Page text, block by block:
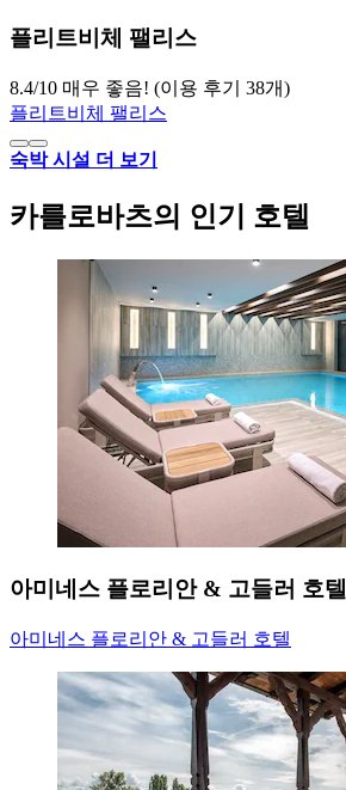
플리트비체 팰리스
8.4/10 매우 좋음! (이용 후기 38개)
플리트비체 팰리스
숙박 시설 더 보기
카를로바츠의 인기 호텔
아미네스 플로리안 & 고들러 호텔
아미네스 플로리안 & 고들러 호텔